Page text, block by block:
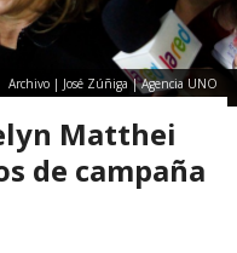
Archivo | José Zúñiga | Agencia UNO
Matthei
de campaña